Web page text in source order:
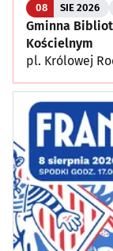
08 SIE 2026
Gminna
Kościelnym
pl. Królowej